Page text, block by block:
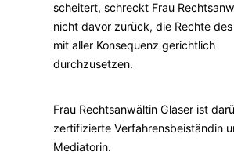
scheitert, schreckt Frau
nicht davor zurück, die Rechte
mit aller Konsequenz gerichtlich
durchzusetzen.
Frau Rechtsanwältin Glaser ist
zertifizierte Verfahrensbeiständin
Mediatorin.